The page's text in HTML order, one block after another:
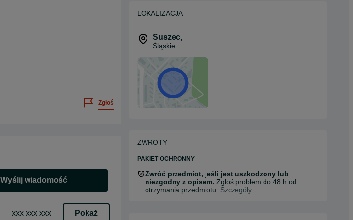
Zgłoś
Wyślij wiadomość
xxx xxx xxx Pokaż
LOKALIZACJA
Suszec,
Śląskie
ZWROTY
PAKIET OCHRONNY
Zwróć przedmiot, jeśli jest uszkodzony lub
niezgodny z opisem. Zgłoś problem do 48 h od
otrzymania przedmiotu. Szczegóły